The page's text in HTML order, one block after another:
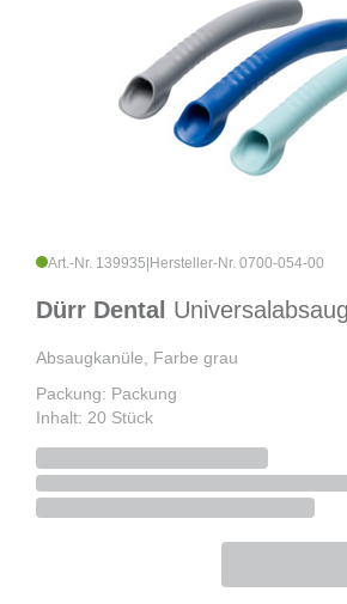
Art.-Nr. 139935 Hersteller-Nr. 0700-054-00
Dürr Dental
Absaugkanüle, Farbe grau
Packung: Packung
Inhalt: 20 Stück